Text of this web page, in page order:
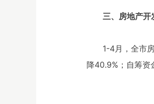
三、房地产开
1-4月，全市
降40.9%；自筹资